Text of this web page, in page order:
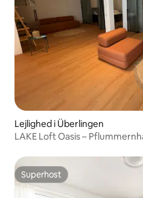
Lejlighed i Überlingen
LAKE Loft Oasis –
Superhost
Superhost